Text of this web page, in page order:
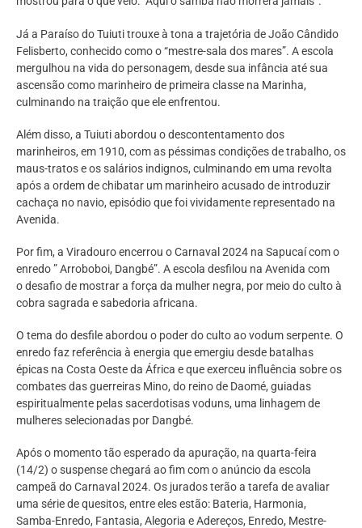
Já a Paraíso do Tuiuti trouxe à tona a trajetória de João Cândido
Felisberto, conhecido como o “mestre-sala dos mares”. A escola
mergulhou na vida do personagem, desde sua infância até sua
ascensão como marinheiro de primeira classe na Marinha,
culminando na traição que ele enfrentou.
Além disso, a Tuiuti abordou o descontentamento dos
marinheiros, em 1910, com as péssimas condições de trabalho, os
maus-tratos e os salários indignos, culminando em uma revolta
após a ordem de chibatar um marinheiro acusado de introduzir
cachaça no navio, episódio que foi vividamente representado na
Avenida.
Por fim, a Viradouro encerrou o Carnaval 2024 na Sapucaí com o
enredo ” Arroboboi, Dangbé”. A escola desfilou na Avenida com
o desafio de mostrar a força da mulher negra, por meio do culto à
cobra sagrada e sabedoria africana.
O tema do desfile abordou o poder do culto ao vodum serpente. O
enredo faz referência à energia que emergiu desde batalhas
épicas na Costa Oeste da África e que exerceu influência sobre os
combates das guerreiras Mino, do reino de Daomé, guiadas
espiritualmente pelas sacerdotisas voduns, uma linhagem de
mulheres selecionadas por Dangbé.
Após o momento tão esperado da apuração, na quarta-feira
(14/2) o suspense chegará ao fim com o anúncio da escola
campeã do Carnaval 2024. Os jurados terão a tarefa de avaliar
uma série de quesitos, entre eles estão: Bateria, Harmonia,
Samba-Enredo, Fantasia, Alegoria e Adereços, Enredo, Mestre-